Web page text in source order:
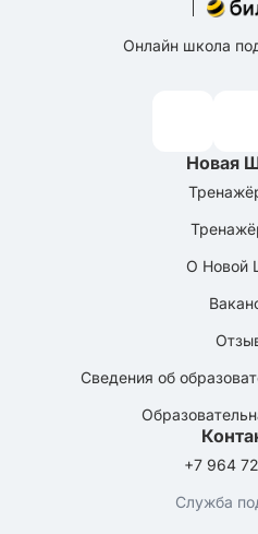
Онлайн школа
Новая
О Новой
Сведения об
+7 964
Служба